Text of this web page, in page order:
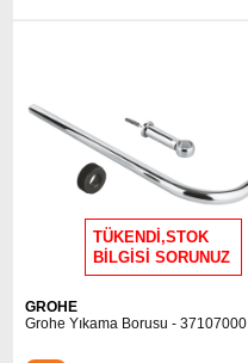
TÜKENDİ,STOK
BİLGİSİ SORUNUZ
GROHE
Grohe Yıkama Borusu - 37107000